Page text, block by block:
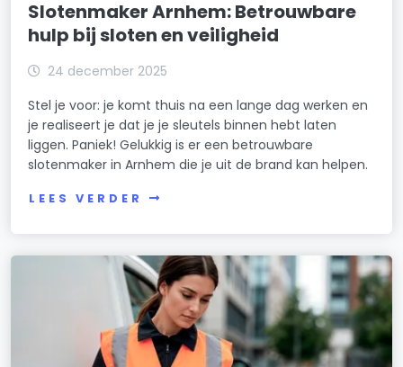
Slotenmaker Arnhem: Betrouwbare
hulp bij sloten en veiligheid
24 december 2025
Stel je voor: je komt thuis na een lange dag werken en
je realiseert je dat je je sleutels binnen hebt laten
liggen. Paniek! Gelukkig is er een betrouwbare
slotenmaker in Arnhem die je uit de brand kan helpen.
LEES VERDER